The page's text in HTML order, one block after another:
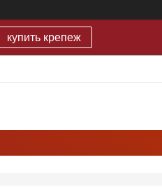
купить крепеж